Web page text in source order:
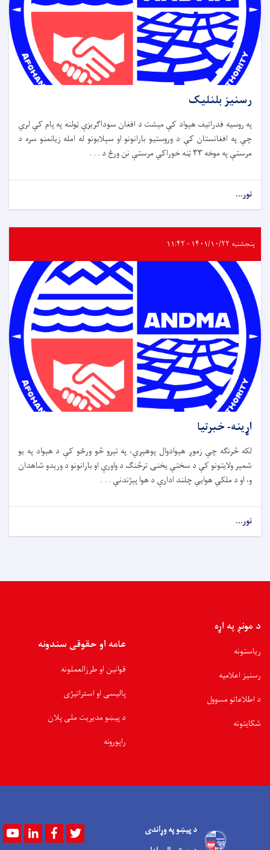
رسنیز بلنلیک
په روسیه فدراتیف هېواد کې مېشت د افغان سوداګریزې ټولنه په پام کې لري
چې په افغانستان کې د وروستیو بارانونو او سېلابونو له امله زیانمنو سره د
مرستې په موخه ۳۳ ټنه خوراکي مرستې نن ورځ د . . .
نور...
پنجشنبه ۱۴۰۱/۱۰/۲۲ - ۱۱:۴۲
اړینه- خبرتیا
لکه څرنګه چې زموږ هېوادوال پوهېږي، په تېرو څو ورځو کې د هېواد په یو
شمېر ولایتونو کې د سختې یخنۍ ترڅنګ د واورې او بارانونو د ورېدو شاهدان
و، او د ملکي هوايي چلند ادارې د هوا پېژندنې . . .
نور...
د مونږ په اړه
ریاستونه
رسنیز اعلامیه
د اطلاعاتو مسوول
شکایتونه
عامه او حقوقی سندونه
قوانین او طرزالعملونه
پالیسی او استراتیژی
د پیښو مدیریت ملی پلان
راپورونه
د پیښو په وړاندی
YoutubeLinkedInFacebook